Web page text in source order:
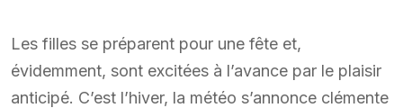
Les filles se préparent pour une fête et,
évidemment, sont excitées à l’avance par le plaisir
anticipé. C’est l’hiver, la météo s’annonce clémente